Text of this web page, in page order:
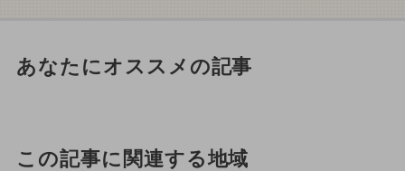
あなたにオススメの記事
この記事に関連する地域